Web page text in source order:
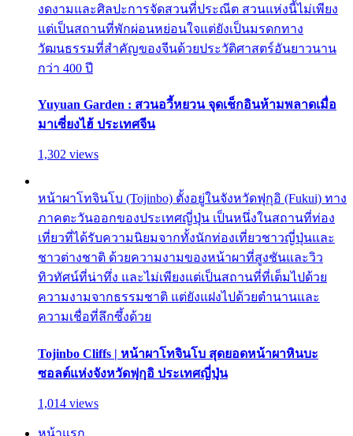
งดงามและศิลปะการจัดสวนที่ประณีต สวนแห่งนี้ไม่เพียง
แต่เป็นสถานที่พักผ่อนหย่อนใจแต่ยังเป็นมรดกทาง
วัฒนธรรมที่สำคัญของจีนด้วยประวัติศาสตร์อันยาวนาน
กว่า 400 ปี
Yuyuan Garden : สวนอวี้หยวน จุดเช็กอินห้ามพลาดเมื่อ
มาเซี่ยงไฮ้ ประเทศจีน
1,302 views
หน้าผาโทจินโบ (Tojinbo) ตั้งอยู่ในจังหวัดฟุกุอิ (Fukui) ทาง
ภาคตะวันออกของประเทศญี่ปุ่น เป็นหนึ่งในสถานที่ท่อง
เที่ยวที่ได้รับความนิยมจากทั้งนักท่องเที่ยวชาวญี่ปุ่นและ
ชาวต่างชาติ ด้วยความงามของหน้าผาที่สูงชันและวิว
ทิวทัศน์ที่น่าทึ่ง และไม่เพียงแต่เป็นสถานที่ที่เต็มไปด้วย
ความงามจากธรรมชาติ แต่ยังแฝงไปด้วยตำนานและ
ความเชื่อที่ลึกซึ้งด้วย
Tojinbo Cliffs | หน้าผาโทจินโบ สุดยอดหน้าผาหินบะ
ซอลต์แห่งจังหวัดฟุกุอิ ประเทศญี่ปุ่น
1,014 views
หน้าแรก